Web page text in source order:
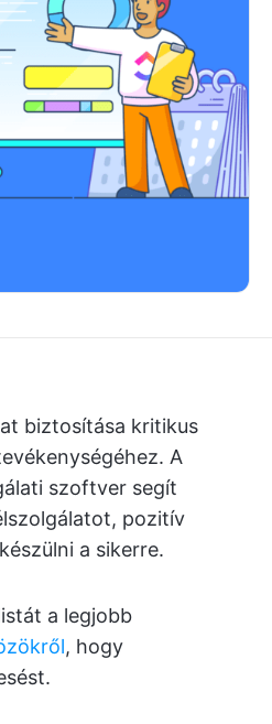
biztosítása kritikus
A
szoftver segít
pozitív
a sikerre.
a legjobb
, hogy